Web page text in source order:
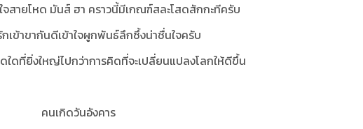
จสายโหด มันส์ ฮา คราวนี้มีเกณฑ์สละโสดสักกะทีครับ
เข้าขากันดีเข้าใจผูกพันธ์ลึกซึ้งน่าชื่นใจครับ
ใดที่ยิ่งใหญ่ไปกว่าการคิดที่จะเปลี่ยนแปลงโลกให้ดีขึ้น
คนเกิดวันอังคาร